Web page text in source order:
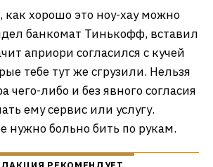
как хорошо это ноу-хау можно
банкомат Тинькофф, вставил
априори согласился с кучей
тебе тут же сгрузили. Нельзя
чего-либо и без явного согласия
ему сервис или услугу.
нужно больно бить по рукам.